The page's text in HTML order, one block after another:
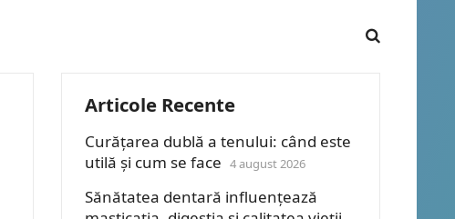
Articole Recente
Curățarea dublă a tenului: când este
utilă și cum se face 4 august 2026
Sănătatea dentară influențează